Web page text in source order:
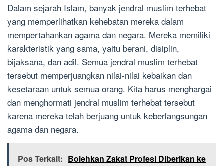
Dalam sejarah Islam, banyak jendral muslim terhebat
yang memperlihatkan kehebatan mereka dalam
mempertahankan agama dan negara. Mereka memiliki
karakteristik yang sama, yaitu berani, disiplin,
bijaksana, dan adil. Semua jendral muslim terhebat
tersebut memperjuangkan nilai-nilai kebaikan dan
kesetaraan untuk semua orang. Kita harus menghargai
dan menghormati jendral muslim terhebat tersebut
karena mereka telah berjuang untuk keberlangsungan
agama dan negara.
Pos Terkait: Bolehkan Zakat Profesi Diberikan ke